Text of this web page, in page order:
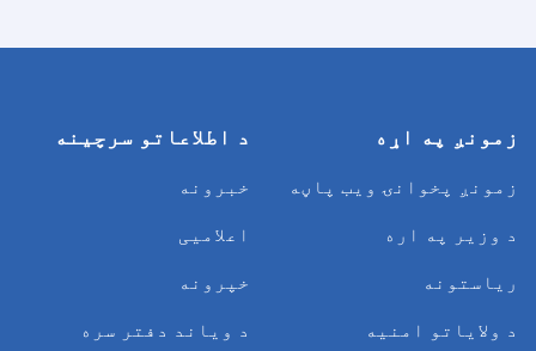
زمونږ په اړه
زمونږ پخوانۍ ویب پاڼه
د وزیر په اره
ریاستونه
د ولایاتو امنیه
د اطلاعاتو سرچینه
خبرونه
اعلامیی
خپرونه
د وياند دفتر سره